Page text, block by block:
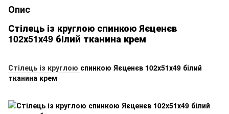
Опис
Стілець із круглою спинкою Яєценєв
102х51х49 білий тканина крем
Стілець із круглою спинкою Яєценєв 102х51х49 білий
тканина крем